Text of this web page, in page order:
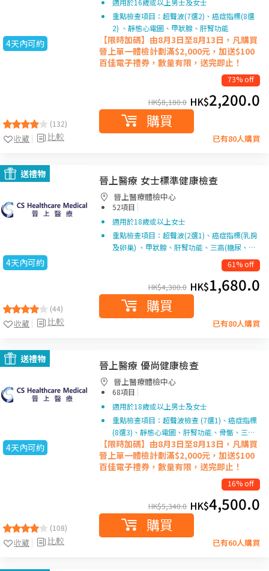
4天內可約
(132)
比較
收藏
適用於16歲或以上男士及女士
重點檢查項目：超聲波(7選2)、癌症指標(8選
2) 、靜態心電圖、甲狀腺、肝腎功能
【限時加碼】由8月3日至8月13日，凡購買
晉上單一體檢計劃滿$2,000元，加送$100
百佳電子禮券，數量有限，送完即止！
73% off
HK$8,180.0 HK$2,200.0
購買
已有80人購買
送禮物
4天內可約
(44)
比較
收藏
晉上醫療 女士標準健康檢查
晉上醫療體檢中心
52項目 |
適用於18歲或以上女士
重點檢查項目：超聲波(2選1)、癌症指標(乳房
及卵巢) 、甲狀腺、肝腎功能、三高(糖尿、…
61% off
HK$4,300.0 HK$1,680.0
購買
已有80人購買
送禮物
4天內可約
(108)
比較
收藏
晉上醫療 優尚健康檢查
晉上醫療體檢中心
68項目 |
適用於18歲或以上男士及女士
重點檢查項目：超聲波檢查 (7選1)、癌症指標
(8選3)、靜態心電圖、肝腎功能、骨骼、三…
【限時加碼】由8月3日至8月13日，凡購買
晉上單一體檢計劃滿$2,000元，加送$100
百佳電子禮券，數量有限，送完即止！
16% off
HK$5,340.0 HK$4,500.0
購買
已有60人購買